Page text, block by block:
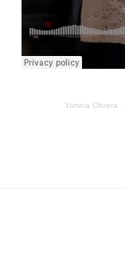
Yanina Olivera ·